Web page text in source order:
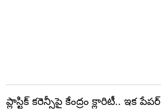
ప్లాస్టిక్‌ కరెన్సీపై కేంద్రం క్లారిటీ.. ఇక పేపర్‌